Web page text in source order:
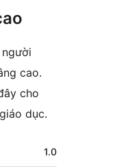
cao.
cho
dục.
1.0